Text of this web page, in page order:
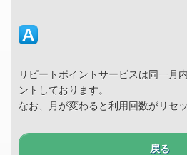
リピートポイントサービスは同一月
ントしております。
なお、月が変わると利用回数がリセ
戻る